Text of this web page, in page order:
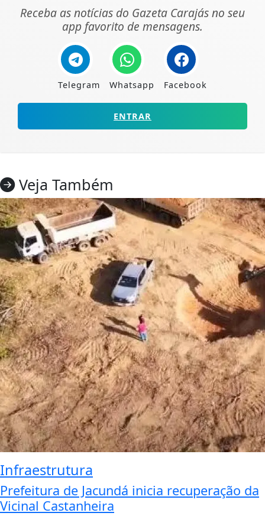
Receba as notícias do Gazeta Carajás no seu
app favorito de mensagens.
Telegram Whatsapp Facebook
ENTRAR
Veja Também
Infraestrutura
Prefeitura de Jacundá inicia recuperação da
Vicinal Castanheira